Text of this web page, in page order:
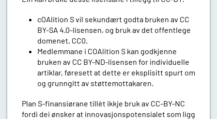
cOAlition S vil sekundært godta bruken av CC
BY-SA 4.0-lisensen, og bruk av det offentlege
domenet, CC0.
Medlemmane i COAlition S kan godkjenne
bruken av CC BY-ND-lisensen for individuelle
artiklar, føresett at dette er eksplisitt spurt om
og grunngitt av støttemottakaren.
Plan S-finansiørane tillèt ikkje bruk av CC-BY-NC
fordi dei ønsker at innovasjonspotensialet som ligg